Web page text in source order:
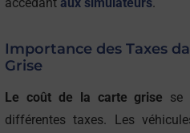
Importance des Taxes
Grise
Le coût de la carte grise se
différentes taxes. Les